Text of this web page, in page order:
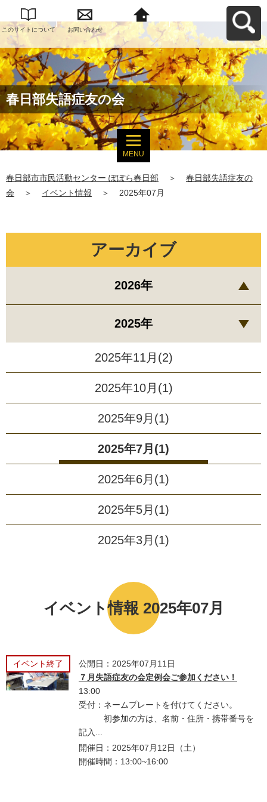
このサイトについて お問い合わせ
春日部市市民活動セ
ンター ぽぽら春日部
春日部失語症友の会
MENU
春日部市市民活動センター ぽぽら春日部 ＞
春日部失語症友の
会
＞ イベント情報 ＞ 2025年07月
イベント情報 2025年07月
イベント終了
公開日：2025年07月11日
７月失語症友の会定例会ご参加ください！
13:00
受付：ネームプレートを付けてください。
初参加の方は、名前・住所・携帯番号を
記入...
開催日：2025年07月12日（土）
開催時間：13:00~16:00
アーカイブ
2026年
2025年
2025年11月(2)
2025年10月(1)
2025年9月(1)
2025年7月(1)
2025年6月(1)
2025年5月(1)
2025年3月(1)